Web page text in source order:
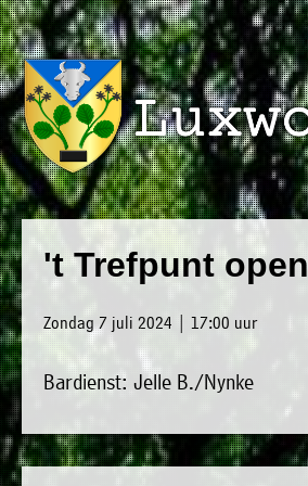
't Trefpunt open
Zondag 7 juli 2024 | 17:00 uur
Bardienst: Jelle B./Nynke
»
Home
Nieuws
Agenda
»
Luxwoude.net
website@luxwoude.net
Plaatselijk
belang
dit
moment
het
bestuur